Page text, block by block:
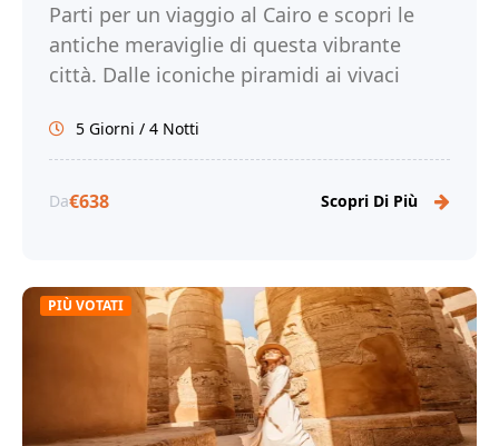
Parti per un viaggio al Cairo e scopri le
antiche meraviglie di questa vibrante
città. Dalle iconiche piramidi ai vivaci
cultura del Cairo. Prenota ora il tuo
viaggio al Cairo con Tour Egitto!
5 Giorni / 4 Notti
Da€638 Scopri Di Più
PIÙ VOTATI